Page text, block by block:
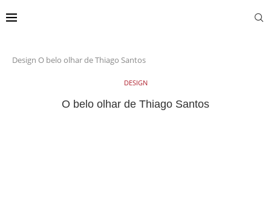
Design O belo olhar de Thiago Santos
DESIGN
O belo olhar de Thiago Santos